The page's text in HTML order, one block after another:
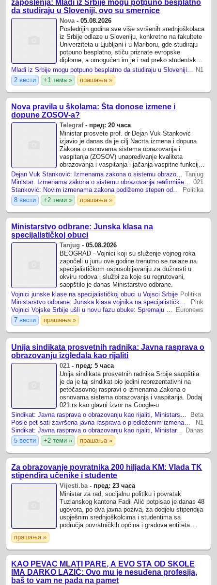
zaposlenja: Mladi iz Srbije mogu potpuno besplatno
da studiraju u Sloveniji, ovo su smernice
Nova -05.08.2026
Poslednjih godina sve više svršenih srednjoškolaca
iz Srbije odlaze u Sloveniju, konkretno na fakultete
Univerziteta u Ljubljani i u Mariboru, gde studiraju
potpuno besplatno, stiču priznate evropske
diplome, a omogućen im je i rad preko studentskog
servisa.
N1
2 вести
+1 тема » прашања »
Nova pravila u školama: Šta donose izmene i
dopune ZOSOV-a?
Telegraf- пред: 20 часа
Ministar prosvete prof. dr Deјan Vuk Stanković
izјavio јe danas da јe cilj Nacrta izmena i dopuna
Zakona o osnovama sistema obrazovanja i
vaspitanja (ZOSOV) unapređivanje kvaliteta
obrazovanja i vaspitanja i јačanja vaspitne funkciјe
obrazovno-vaspitnih ustanova.
Dejan Vuk Stanković: Izmenama zakona o sistemu obrazovanja reafirmišemo vaspitnu ulogu škole Tanjug
Ministar: Izmenama zakona o sistemu obrazovanja reafirmišemo vaspitnu ulogu škole 021
Stanković: Novim izmenama zakona podižemo stepen odgovornosti vaspitno-obrazovnog rada
Politika
8 вести
+2 теми » прашања »
Ministarstvo odbrane: Junska klasa na
specijalističkoj obuci
Tanjug -05.08.2026
BEOGRAD - Vojnici koji su služenje vojnog roka
započeli u junu ove godine trenutno se nalaze na
specijalističkom osposobljavanju za dužnosti u
okviru rodova i službi za koje su regrutovani,
saopštilo je danas Ministarstvo odbrane.
Vojnici junske klase na specijalističkoj obuci u Vojsci Srbije Politika
Ministarstvo odbrane: Junska klasa vojnika na specijalističkoj obuci
Pink
Vojnici Vojske Srbije ušli u novu fazu obuke: Spremaju se za zadatke na bojištu
Euronews
7 вести
прашања »
Unija sindikata prosvetnih radnika: Javna rasprava o
obrazovanju izgledala kao rijaliti
021 - пред: 5 часа
Unija sindikata prosvetnih radnika Srbije saopštila
je da je taj sindikat bio jedini reprezentativni na
petočasovnoj raspravi o izmenama Zakona o
osnovama sistema obrazovanja i vaspitanja. Dodaj
021.rs kao glavni izvor na Google-u
Beta
N1
Sindikat: Javna rasprava o obrazovanju kao rijaliti, Ministarstvo se obavezalo da razmotri primedbe
Danas
5 вести
+2 теми » прашања »
Za obrazovanje povratnika 200 hiljada KM: Vlada TK
stipendira učenike i studente
Vijesti.ba - пред: 23 часа
Ministar za rad, socijalnu politiku i povratak
Tuzlanskog kantona Fadil Alić potpisao je danas 48
ugovora, po dva javna poziva, za dodjelu stipendija
uspješnim srednjoškolcima i studentima sa
područja povratničkih općina i gradova entiteta
прашања »
KAO PEVAČ MLATI PARE, A EVO ŠTA OD ŠKOLE
IMA DARKO LAZIĆ: Ovo mu je nesuđena profesija,
baš to vam ne pada na pamet